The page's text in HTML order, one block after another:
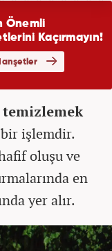
bir işlemdir.
oluşu ve
en
yer alır.